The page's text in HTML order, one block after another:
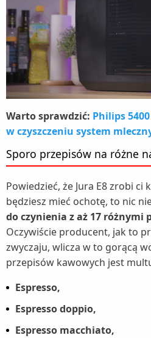
Warto sprawdzić: Philips
w czyszczeniu system
Sporo przepisów na różne
Powiedzieć, że Jura E8 zrobi ci
będziesz mieć ochotę, to nic
do czynienia z aż 17 różnymi
Oczywiście producent, jak to
zwyczaju, wlicza w to gorącą
przepisów kawowych jest
Espresso,
Espresso doppio,
Espresso macchiato,